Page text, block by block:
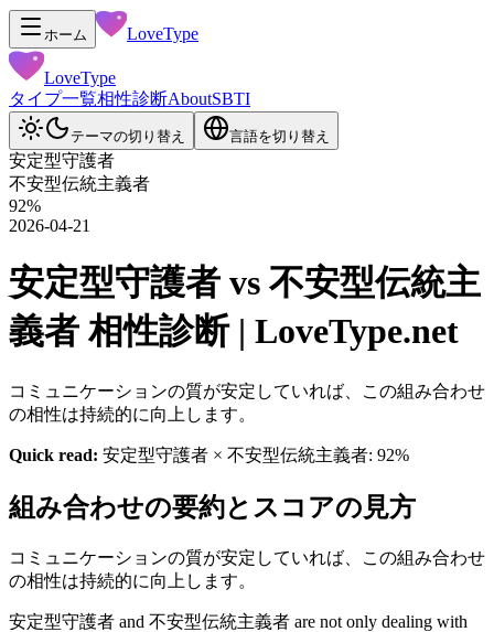
ホーム LoveType
LoveType
タイプ一覧相性診断AboutSBTI
テーマの切り替え 言語を切り替え
安定型守護者
不安型伝統主義者
92%
2026-04-21
安定型守護者 vs 不安型伝統主
義者 相性診断 | LoveType.net
コミュニケーションの質が安定していれば、この組み合わせ
の相性は持続的に向上します。
Quick read: 安定型守護者 × 不安型伝統主義者: 92%
組み合わせの要約とスコアの見方
コミュニケーションの質が安定していれば、この組み合わせ
の相性は持続的に向上します。
安定型守護者 and 不安型伝統主義者 are not only dealing with